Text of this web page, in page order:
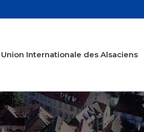
Union Internationale des Alsaciens